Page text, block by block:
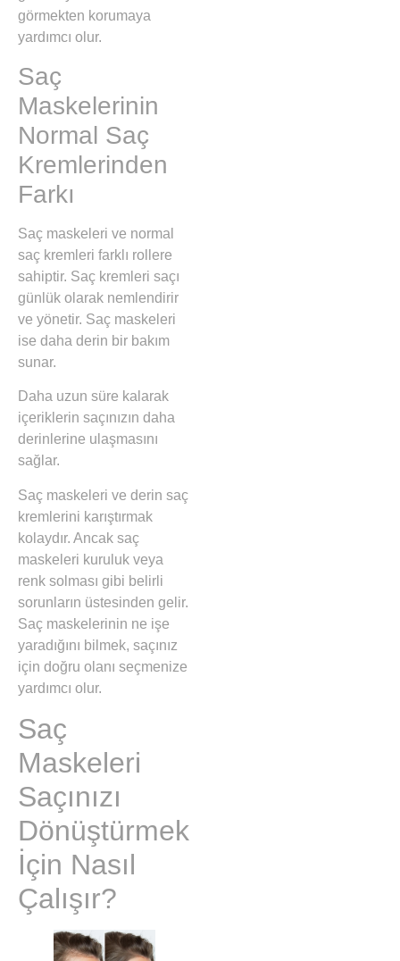
görmekten korumaya
yardımcı olur.
Saç
Maskelerinin
Normal Saç
Kremlerinden
Farkı
Saç maskeleri ve normal
saç kremleri farklı rollere
sahiptir. Saç kremleri saçı
günlük olarak nemlendirir
ve yönetir. Saç maskeleri
ise daha derin bir bakım
sunar.
Daha uzun süre kalarak
içeriklerin saçınızın daha
derinlerine ulaşmasını
sağlar.
Saç maskeleri ve derin saç
kremlerini karıştırmak
kolaydır. Ancak saç
maskeleri kuruluk veya
renk solması gibi belirli
sorunların üstesinden gelir.
Saç maskelerinin ne işe
yaradığını bilmek, saçınız
için doğru olanı seçmenize
yardımcı olur.
Saç
Maskeleri
Saçınızı
Dönüştürmek
İçin Nasıl
Çalışır?